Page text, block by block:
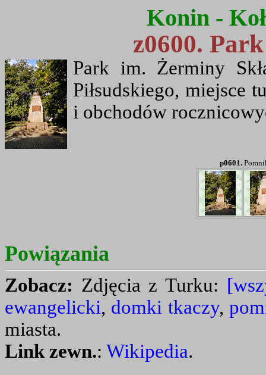
Konin -
z0600.
Park im. Żerminy
Piłsudskiego, miejsce
i obchodów
p0601.
Powiązania
Zobacz: Zdjęcia z Turku:
ewangelicki, domki tkaczy,
miasta.
Link zewn.: Wikipedia.